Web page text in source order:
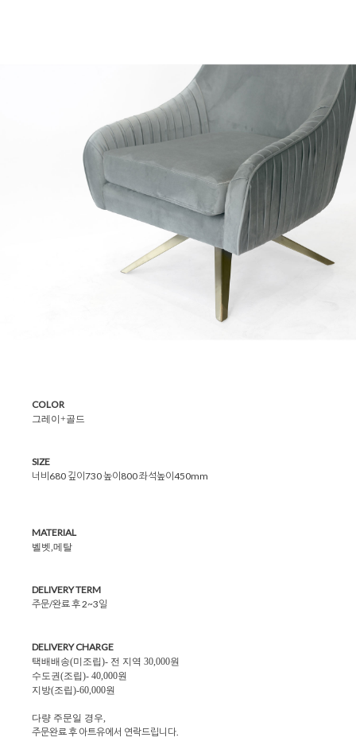
COLOR
그레이+골드
SIZE
너비680 깊이730 높이800 좌석높이450mm
MATERIAL
벨벳,메탈
DELIVERY TERM
주문/완료 후 2~3일
DELIVERY CHARGE
택배배송(미조립)- 전 지역 30,000원
수도권(조립)- 40,000원
지방(조립)-60,000원
다량 주문일 경우,
주문완료 후 아트유에서 연락드립니다.